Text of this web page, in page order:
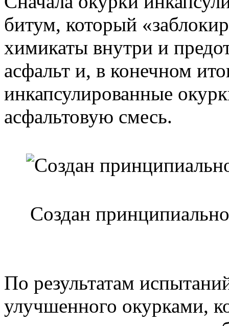
битум, который
химикаты внутри и
асфальт и, в конечном
инкапсулированные
асфальтовую смесь.
Создан
По результатам
улучшенного окурками,